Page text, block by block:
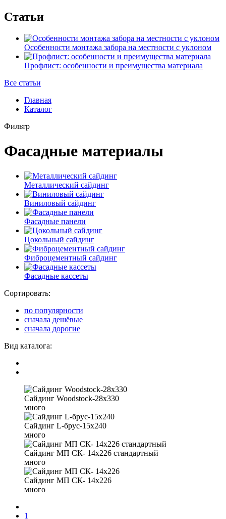
Статьи
Особенности монтажа забора на местности с уклоном
Профлист: особенности и преимущества материала
Все статьи
Главная
Каталог
Фильтр
Фасадные материалы
Металлический сайдинг
Виниловый сайдинг
Фасадные панели
Цокольный сайдинг
Фиброцементный сайдинг
Фасадные кассеты
Сортировать:
по популярности
сначала дешёвые
сначала дорогие
Вид каталога:
Сайдинг Woodstock-28х330
много
Сайдинг L-брус-15х240
много
Сайдинг МП СК- 14х226 стандартный
много
Сайдинг МП СК- 14х226
много
1